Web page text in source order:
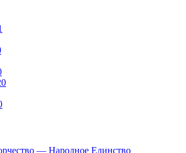
— Народное Единство